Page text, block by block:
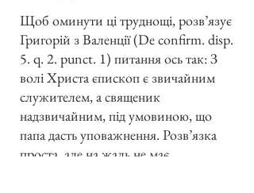
Щоб оминути ці труднощі, розв’язує
Григорій з Валенції (De confirm. disp.
5. q. 2. punct. 1) питання ось так: З
волі Христа єпископ є звичайним
служителем, а священик
надзвичайним, під умовиною, що
папа дасть уповажнення. Розв’язка
проста, але на жаль не має